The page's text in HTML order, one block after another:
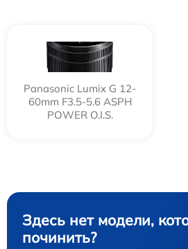
Panasonic Lumix G 12-
60mm F3.5-5.6 ASPH
POWER O.I.S.
Здесь нет модели,
починить?